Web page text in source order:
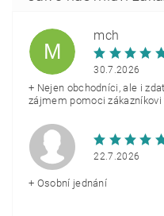
M
mch
30.7.2026
+ Nejen obchodníci, ale i
zájmem pomoci
22.7.2026
+ Osobní jednání